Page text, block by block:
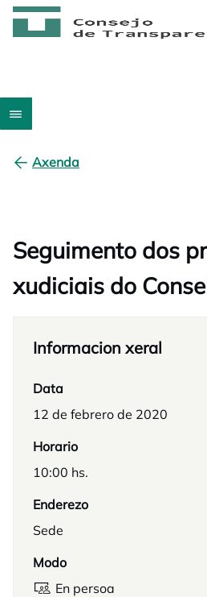
Axenda
Seguimento dos
xudiciais do
Informacion xeral
Data
12 de febrero de 2020
Horario
10:00 hs.
Enderezo
Sede
Modo
En persoa